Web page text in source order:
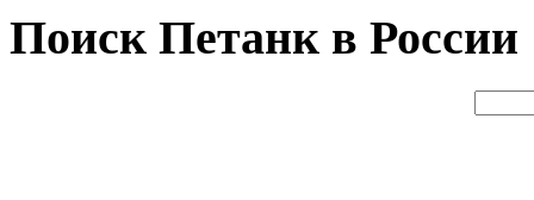
Поиск Петанк в России